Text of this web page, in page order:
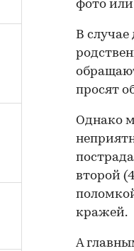
фото или
В случае
просят
Однако
второй
кражей.
А